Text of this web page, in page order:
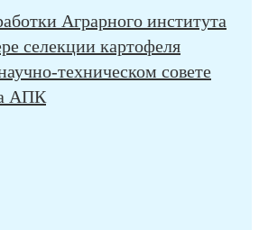
Аграрного института
селекции картофеля
техническом совете
АПК